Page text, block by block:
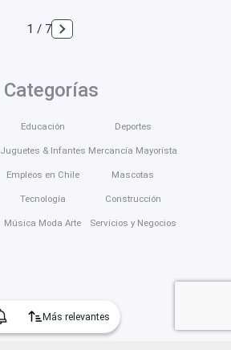
Más relevantes
1 / 7
Categorías
Educación
Juguetes & Infantes
Empleos en Chile
Tecnología
Música Moda Arte
Deportes
Mercancía Mayorista
Mascotas
Construcción
Servicios y Negocios